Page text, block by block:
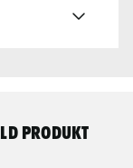
produkt